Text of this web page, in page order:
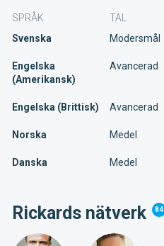
SPRÅK TAL
Svenska
Modersmål
Engelska
(Amerikansk)
Avancerad
Engelska (Brittisk) Avancerad
Norska Medel
Danska Medel
Rickards nätverk 84